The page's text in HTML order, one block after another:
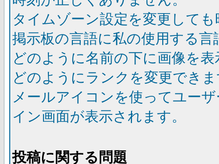
タイムゾーン設定を変更して
掲示板の言語に私の使用する
どのように名前の下に画像を
どのようにランクを変更でき
メールアイコンを使ってユー
イン画面が表示されます。
投稿に関する問題